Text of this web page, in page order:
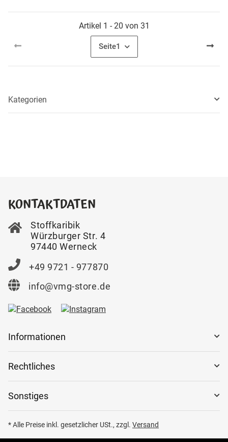
Artikel 1 - 20 von 31
Seite1
Kategorien
KONTAKTDATEN
Stoffkaribik
Würzburger Str. 4
97440 Werneck
+49 9721 - 977870
info@vmg-store.de
Informationen
Rechtliches
Sonstiges
* Alle Preise inkl. gesetzlicher USt., zzgl. Versand